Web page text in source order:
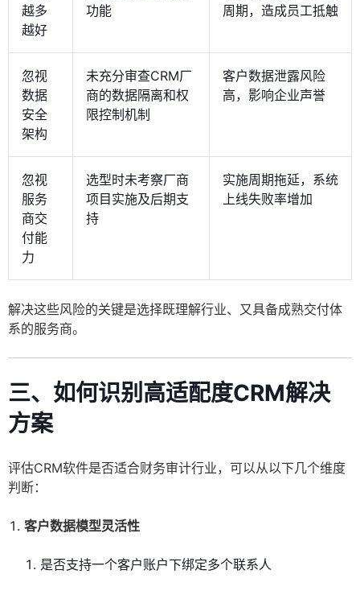
越多
越好
功能
周期，造成员工抵触
忽视
数据
安全
架构
未充分审查CRM厂
商的数据隔离和权
限控制机制
客户数据泄露风险
高，影响企业声誉
忽视
服务
商交
付能
力
选型时未考察厂商
项目实施及后期支
持
实施周期拖延，系统
上线失败率增加
解决这些风险的关键是选择既理解行业、又具备成熟交付体
系的服务商。
三、如何识别高适配度CRM解决
方案
评估CRM软件是否适合财务审计行业，可以从以下几个维度
判断：
客户数据模型灵活性
是否支持一个客户账户下绑定多个联系人